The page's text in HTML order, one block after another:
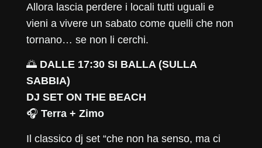
Allora lascia perdere i locali tutti uguali e
vieni a vivere un sabato come quelli che non
tornano… se non li cerchi.
🌅 DALLE 17:30 SI BALLA (SULLA
SABBIA)
DJ SET ON THE BEACH
🎧 Terra + Zimo
Il classico dj set “che non ha senso, ma ci